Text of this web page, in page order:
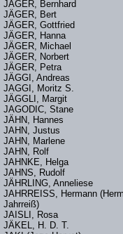
JÄGER, Bernhard
JÄGER, Bert
JÄGER, Gottfried
JÄGER, Hanna
JÄGER, Michael
JÄGER, Norbert
JÄGER, Petra
JÄGGI, Andreas
JAGGI, Moritz S.
JÄGGLI, Margit
JAGODIC, Stane
JÄHN, Hannes
JAHN, Justus
JAHN, Marlene
JAHN, Rolf
JAHNKE, Helga
JAHNS, Rudolf
JÄHRLING, Anneliese
JAHRREISS, Hermann
Jahrreiß)
JAISLI, Rosa
JÄKEL, H. D. T.